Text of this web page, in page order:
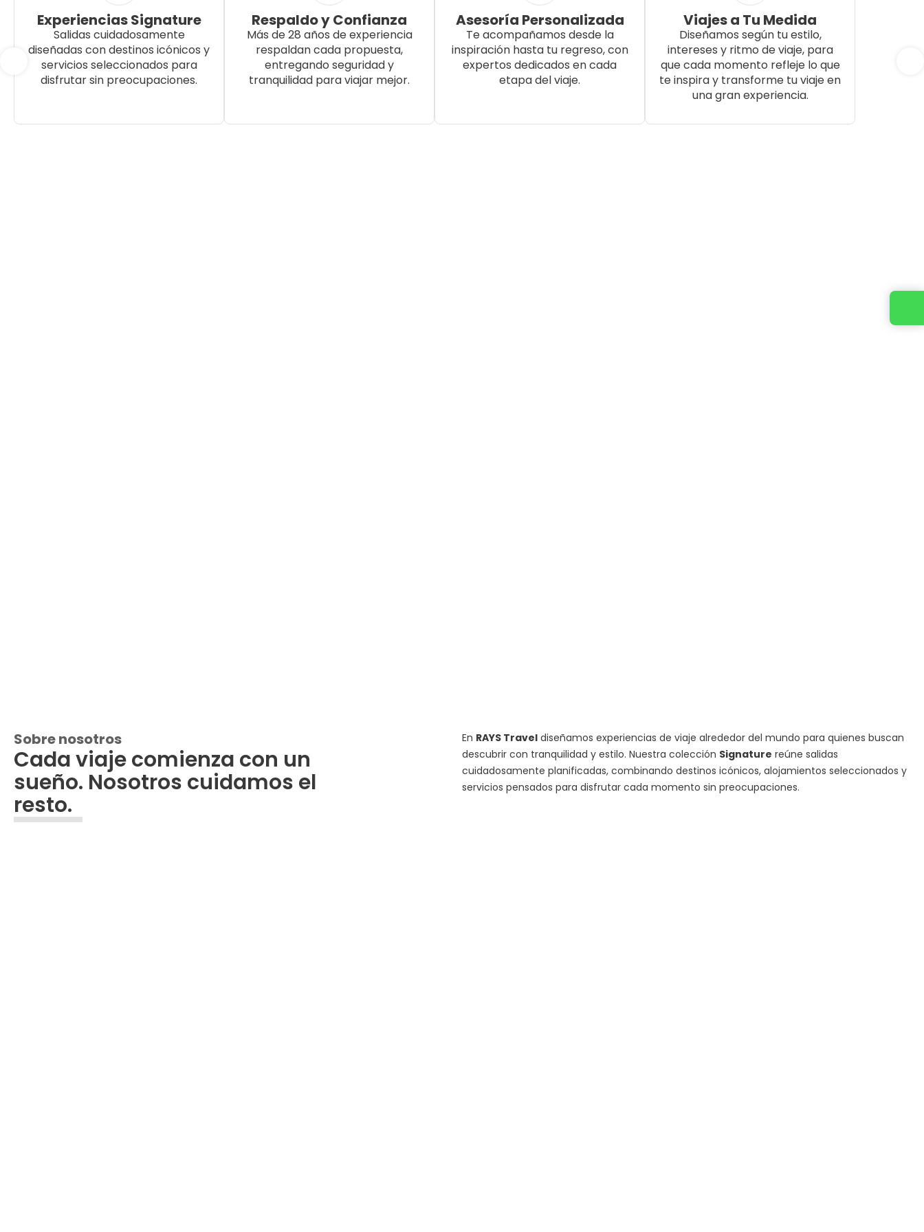
Experiencias Signature
Salidas cuidadosamente
diseñadas con destinos icónicos y
servicios seleccionados para
disfrutar sin preocupaciones.
Respaldo y Confianza
Más de 28 años de experiencia
respaldan cada propuesta,
entregando seguridad y
tranquilidad para viajar mejor.
Asesoría Personalizada
Te acompañamos desde la
inspiración hasta tu regreso, con
expertos dedicados en cada
etapa del viaje.
Viajes a Tu Medida
Diseñamos según tu estilo,
intereses y ritmo de viaje, para
que cada momento refleje lo que
te inspira y transforme tu viaje en
una gran experiencia.
Sobre nosotros
Cada viaje comienza con un
sueño. Nosotros cuidamos el
resto.
En RAYS Travel diseñamos experiencias de viaje alrededor del mundo para quienes buscan
descubrir con tranquilidad y estilo. Nuestra colección Signature reúne salidas
cuidadosamente planificadas, combinando destinos icónicos, alojamientos seleccionados y
servicios pensados para disfrutar cada momento sin preocupaciones.